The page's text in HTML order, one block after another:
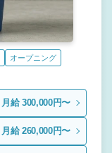
オープニング
月給 300,000円〜
月給 260,000円〜